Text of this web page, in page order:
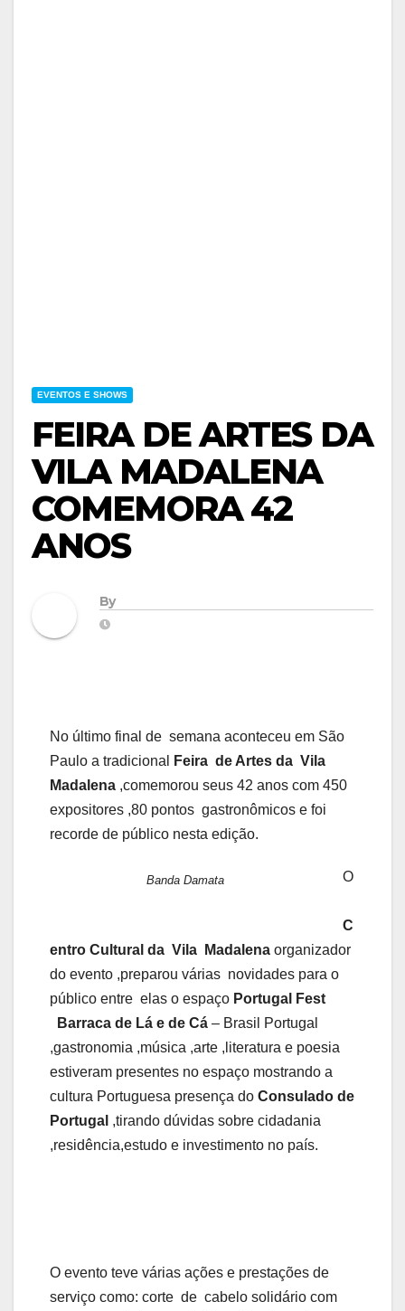
EVENTOS E SHOWS
FEIRA DE ARTES DA
VILA MADALENA
COMEMORA 42
ANOS
By
No último final de semana aconteceu em São
Paulo a tradicional
Feira de Artes da Vila
Madalena ,comemorou seus 42 anos com 450
expositores ,80 pontos gastronômicos e foi
recorde de público nesta edição.
Banda Damata O
C
entro Cultural da Vila Madalena organizador
do evento ,preparou várias novidades para o
público entre elas o espaço Portugal Fest
Barraca de Lá e de Cá – Brasil Portugal
,gastronomia ,música ,arte ,literatura e poesia
estiveram presentes no espaço mostrando a
cultura Portuguesa presença do Consulado de
Portugal ,tirando dúvidas sobre cidadania
,residência,estudo e investimento no país.
O evento teve várias ações e prestações de
serviço como: corte de cabelo solidário com